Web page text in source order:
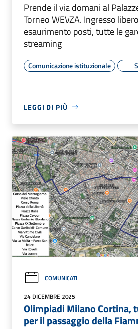
Prende il via domani al
Torneo WEVZA. Ingresso
esaurimento posti, tutte le
streaming
Comunicazione istituzionale
LEGGI DI PIÙ
COMUNICATI
24 DICEMBRE 2025
Olimpiadi Milano Cortina,
per il passaggio della